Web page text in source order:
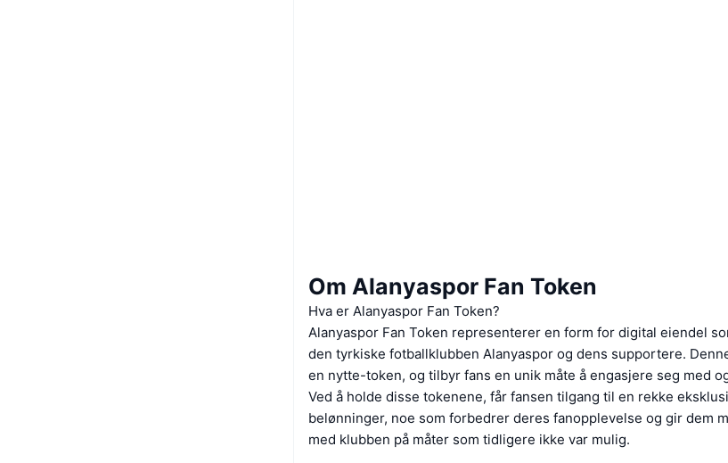
Om Alanyaspor Fan Token
Hva er Alanyaspor Fan Token?
Alanyaspor Fan Token representerer en form for digital eiendel
den tyrkiske fotballklubben Alanyaspor og dens supportere.
en nytte-token, og tilbyr fans en unik måte å engasjere seg med
Ved å holde disse tokenene, får fansen tilgang til en rekke
belønninger, noe som forbedrer deres fanopplevelse og gir dem
med klubben på måter som tidligere ikke var mulig.